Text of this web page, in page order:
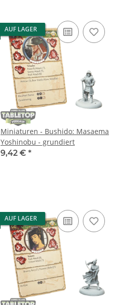
AUF LAGER
Miniaturen - Bushido: Masaema
Yoshinobu - grundiert
9,42 € *
AUF LAGER